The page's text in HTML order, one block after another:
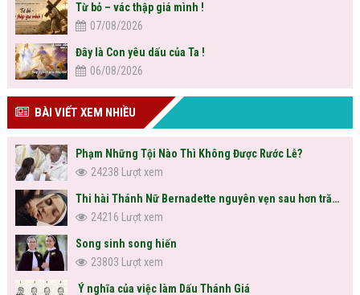
Từ bỏ – vác thập giá mình !
07/08/2026
Đây là Con yêu dấu của Ta !
06/08/2026
BÀI VIẾT XEM NHIỀU
Phạm Những Tội Nào Thì Không Được Rước Lễ?
24238 Lượt xem
Thi hài Thánh Nữ Bernadette nguyên vẹn sau hơn trăm năm
24216 Lượt xem
Song sinh song hiến
23803 Lượt xem
Ý nghĩa của việc làm Dấu Thánh Giá